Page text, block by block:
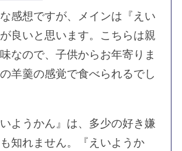
感想ですが、メインは『えい
良いと思います。こちらは親
なので、子供からお年寄りま
羊羹の感覚で食べられるでし
いようかん』は、多少の好き嫌
知れません。『えいようか